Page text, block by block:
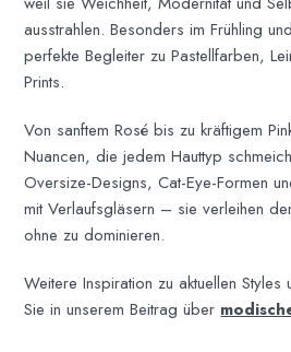
ausstrahlen. Besonders im Frühling
perfekte Begleiter zu Pastellfarben,
Prints.
Von sanftem Rosé bis zu kräftigem
Nuancen, die jedem Hauttyp
Oversize-Designs, Cat-Eye-Formen
mit Verlaufsgläsern – sie verleihen
ohne zu dominieren.
Weitere Inspiration zu aktuellen Styles
Sie in unserem Beitrag über